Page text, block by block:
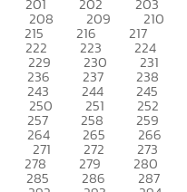
201 202 203
208 209 210
215 216 217
222 223 224
229 230 231
236 237 238
243 244 245
250 251 252
257 258 259
264 265 266
271 272 273
278 279 280
285 286 287